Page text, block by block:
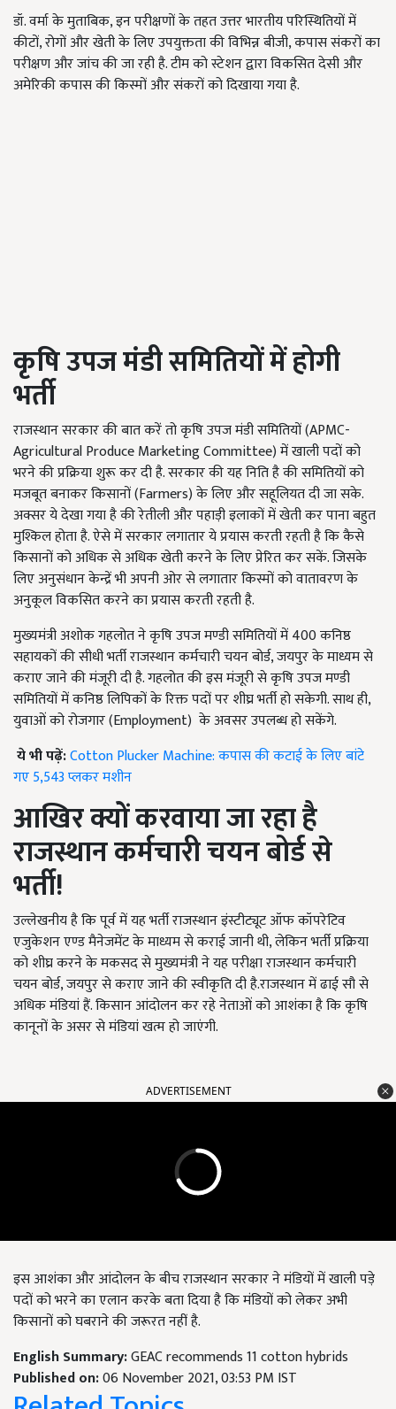
डॉ. वर्मा के मुताबिक, इन परीक्षणों के तहत उत्तर भारतीय परिस्थितियों में
कीटों, रोगों और खेती के लिए उपयुक्तता की विभिन्न बीजी, कपास संकरों का
परीक्षण और जांच की जा रही है. टीम को स्टेशन द्वारा विकसित देसी और
अमेरिकी कपास की किस्मों और संकरों को दिखाया गया है.
कृषि उपज मंडी समितियों में होगी
भर्ती
राजस्थान सरकार की बात करें तो कृषि उपज मंडी समितियों (APMC-
Agricultural Produce Marketing Committee) में खाली पदों को
भरने की प्रक्रिया शुरू कर दी है. सरकार की यह निति है की समितियों को
मजबूत बनाकर किसानों (Farmers) के लिए और सहूलियत दी जा सके.
अक्सर ये देखा गया है की रेतीली और पहाड़ी इलाकों में खेती कर पाना बहुत
मुश्किल होता है. ऐसे में सरकार लगातार ये प्रयास करती रहती है कि कैसे
किसानों को अधिक से अधिक खेती करने के लिए प्रेरित कर सकें. जिसके
लिए अनुसंधान केन्द्रें भी अपनी ओर से लगातार किस्मों को वातावरण के
अनुकूल विकसित करने का प्रयास करती रहती है.
मुख्यमंत्री अशोक गहलोत ने कृषि उपज मण्डी समितियों में 400 कनिष्ठ
सहायकों की सीधी भर्ती राजस्थान कर्मचारी चयन बोर्ड, जयपुर के माध्यम से
कराए जाने की मंजूरी दी है. गहलोत की इस मंजूरी से कृषि उपज मण्डी
समितियों में कनिष्ठ लिपिकों के रिक्त पदों पर शीघ्र भर्ती हो सकेगी. साथ ही,
युवाओं को रोजगार (Employment) के अवसर उपलब्ध हो सकेंगे.
ये भी पढ़ें:Cotton Plucker Machine: कपास की कटाई के लिए बांटे
गए 5,543 प्लकर मशीन
आखिर क्यों करवाया जा रहा है
राजस्थान कर्मचारी चयन बोर्ड से
भर्ती!
उल्लेखनीय है कि पूर्व में यह भर्ती राजस्थान इंस्टीट्यूट ऑफ कॉपरेटिव
एजुकेशन एण्ड मैनेजमेंट के माध्यम से कराई जानी थी, लेकिन भर्ती प्रक्रिया
को शीघ्र करने के मकसद से मुख्यमंत्री ने यह परीक्षा राजस्थान कर्मचारी
चयन बोर्ड, जयपुर से कराए जाने की स्वीकृति दी है.राजस्थान में ढाई सौ से
अधिक मंडियां हैं. किसान आंदोलन कर रहे नेताओं को आशंका है कि कृषि
कानूनों के असर से मंडियां खत्म हो जाएंगी.
ADVERTISEMENT
इस आशंका और आंदोलन के बीच राजस्थान सरकार ने मंडियों में खाली पड़े
पदों को भरने का एलान करके बता दिया है कि मंडियों को लेकर अभी
किसानों को घबराने की जरूरत नहीं है.
English Summary:GEAC recommends 11 cotton hybrids
Published on:06 November 2021, 03:53 PM IST